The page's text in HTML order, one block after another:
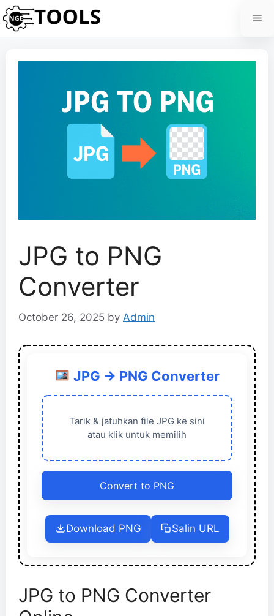
Skip
to
JPG to PNG
Converter
October 26, 2025 by Admin
JPG → PNG Converter
Tarik & jatuhkan file JPG ke sini
atau klik untuk memilih
Convert to PNG
Download PNG Salin URL
JPG to PNG Converter